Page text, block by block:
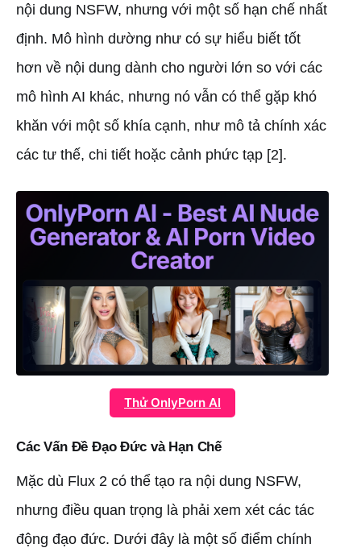
nội dung NSFW, nhưng với một số hạn chế nhất
định. Mô hình dường như có sự hiểu biết tốt
hơn về nội dung dành cho người lớn so với các
mô hình AI khác, nhưng nó vẫn có thể gặp khó
khăn với một số khía cạnh, như mô tả chính xác
các tư thế, chi tiết hoặc cảnh phức tạp [2].
Thử OnlyPorn AI
Các Vấn Đề Đạo Đức và Hạn Chế
Mặc dù Flux 2 có thể tạo ra nội dung NSFW,
nhưng điều quan trọng là phải xem xét các tác
động đạo đức. Dưới đây là một số điểm chính